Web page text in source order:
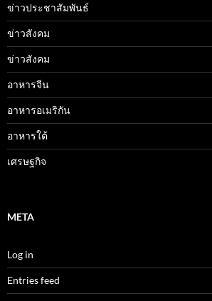
ข่าวประชาสัมพันธ์
ข่าวสังคม
ข่าวสังคม
อาหารจีน
อาหารอเมริกัน
อาหารใต้
เศรษฐกิจ
META
Log in
Entries feed